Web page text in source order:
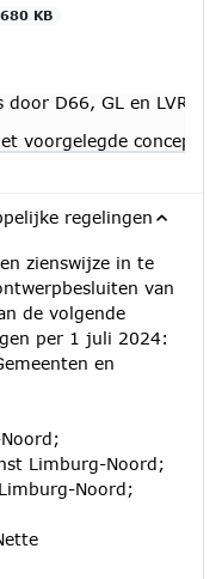
680 KB
D66, GL en LVR.
voorgelegde
regelingen
zienswijze in te
van
de volgende
per 1 juli 2024:
en
Limburg-Noord;
Noord;